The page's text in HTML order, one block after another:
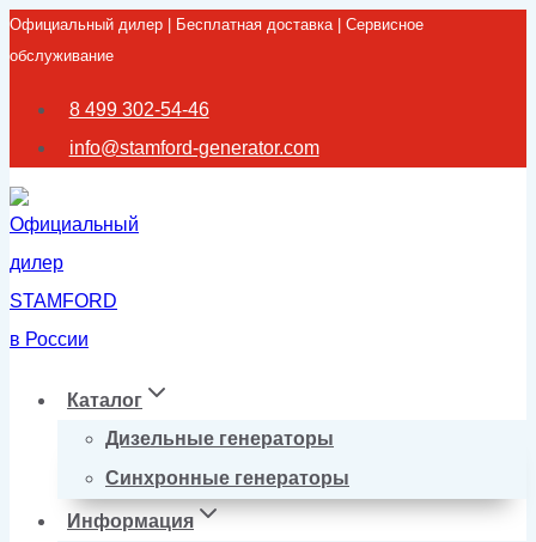
Перейти
к
содержимому
Официальный дилер | Бесплатная доставка | Сервисное
обслуживание
8 499 302-54-46
info@stamford-generator.com
Каталог
Дизельные генераторы
Синхронные генераторы
Информация